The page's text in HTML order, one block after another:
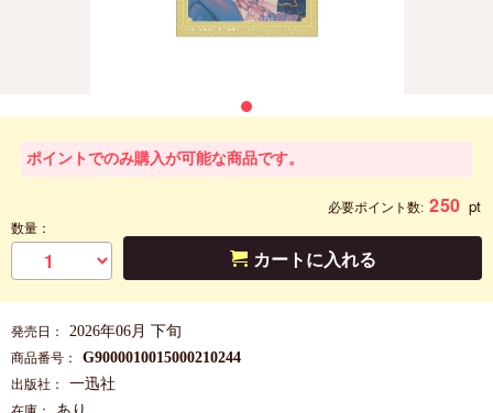
ポイントでのみ購入が可能な商品です。
必要ポイント数: 250 pt
数量：
カートに入れる
発売日： 2026年06月 下旬
商品番号： G9000010015000210244
出版社： 一迅社